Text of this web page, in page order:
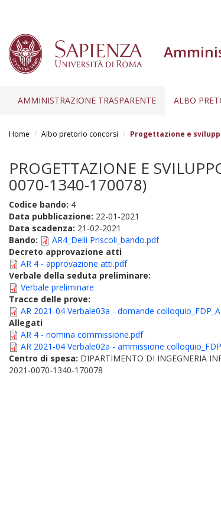
AMMINISTRAZIONE TRASPARENTE ALBO
Home Albo pretorio concorsi Progettazione e
PROGETTAZIONE E
0070-1340-170078)
Codice bando: 4
Data pubblicazione: 22-01-2021
Data scadenza: 21-02-2021
Bando:
AR4_Delli Priscoli_bando.pdf
Decreto approvazione atti
AR 4 - approvazione atti.pdf
Verbale della seduta preliminare:
Verbale preliminare
Tracce delle prove:
AR 2021-04 Verbale03a - domande
Allegati
AR 4 - nomina commissione.pdf
AR 2021-04 Verbale02a - ammissione
Centro di spesa: DIPARTIMENTO DI INGEGNERIA
2021-0070-1340-170078